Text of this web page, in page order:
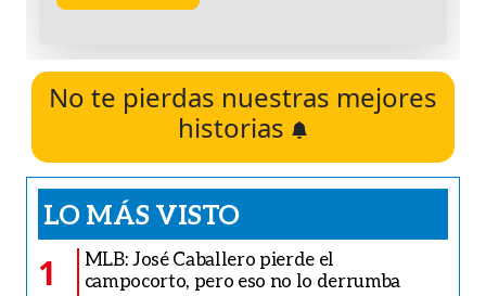
No te pierdas nuestras mejores
historias
LO MÁS VISTO
1
MLB: José Caballero pierde el
campocorto, pero eso no lo derrumba